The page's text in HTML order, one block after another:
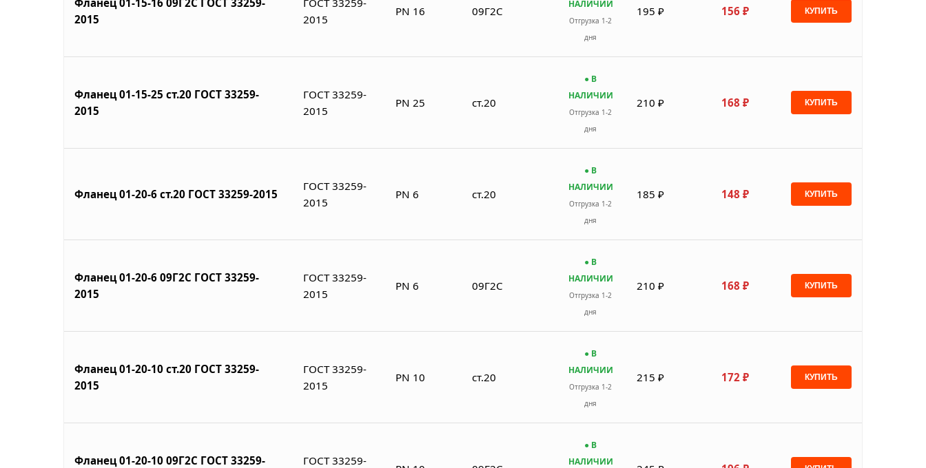
Фланец 01-15-16 09Г2С ГОСТ 33259-
2015
ГОСТ 33259-
2015
PN 16 09Г2С
НАЛИЧИИ
Отгрузка 1-2
дня
195 ₽ 156 ₽ КУПИТЬ
Фланец 01-15-25 ст.20 ГОСТ 33259-
2015
ГОСТ 33259-
2015
PN 25 ст.20
● В
НАЛИЧИИ
Отгрузка 1-2
дня
210 ₽ 168 ₽ КУПИТЬ
Фланец 01-20-6 ст.20 ГОСТ 33259-2015
ГОСТ 33259-
2015
PN 6 ст.20
● В
НАЛИЧИИ
Отгрузка 1-2
дня
185 ₽ 148 ₽ КУПИТЬ
Фланец 01-20-6 09Г2С ГОСТ 33259-
2015
ГОСТ 33259-
2015
PN 6 09Г2С
● В
НАЛИЧИИ
Отгрузка 1-2
дня
210 ₽ 168 ₽ КУПИТЬ
Фланец 01-20-10 ст.20 ГОСТ 33259-
2015
ГОСТ 33259-
2015
PN 10 ст.20
● В
НАЛИЧИИ
Отгрузка 1-2
дня
215 ₽ 172 ₽ КУПИТЬ
Фланец 01-20-10 09Г2С ГОСТ 33259- ГОСТ 33259-
● В
НАЛИЧИИ